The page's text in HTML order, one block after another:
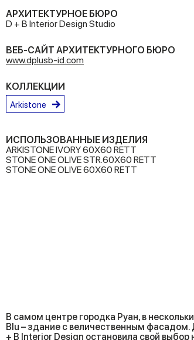
АРХИТЕКТУРНОЕ БЮРО
D + B Interior Design Studio
ВЕБ-САЙТ АРХИТЕКТУРНОГО БЮРО
www.dplusb-id.com
КОЛЛЕКЦИИ
Arkistone
ИСПОЛЬЗОВАННЫЕ ИЗДЕЛИЯ
ARKISTONE IVORY 60X60 RETT
STONE ONE OLIVE STR.60X60 RETT
STONE ONE OLIVE 60X60 RETT
В самом центре городка Руан, в
Blu – здание с величественным фасадом.
+ B Interior Design остановила свой